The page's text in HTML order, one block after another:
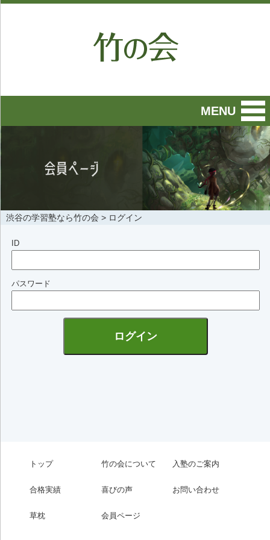
MENU
渋谷の学習塾なら竹の会 > ログイン
ID
パスワード
トップ 竹の会について 入塾のご案内
合格実績 喜びの声 お問い合わせ
草枕 会員ページ